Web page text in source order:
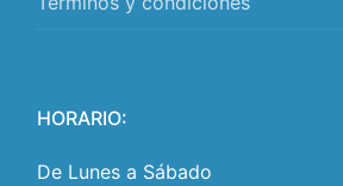
HORARIO:
De Lunes a Sábado